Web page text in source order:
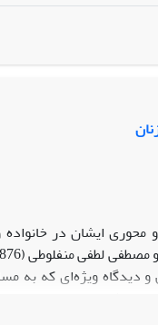
اجتماعی است.
تمایل و امید آن‌ها به
و محوری ایشان در
ویژه‌ای که به
روش توصیفی‌ـ تحلیلی
غرب‌زدگی، آزادی،